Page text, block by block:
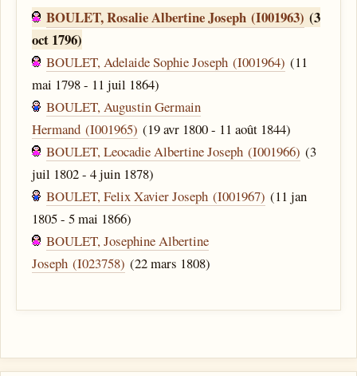
BOULET, Rosalie Albertine Joseph (I001963) (3
oct 1796)
BOULET, Adelaide Sophie Joseph (I001964) (11
mai 1798 - 11 juil 1864)
BOULET, Augustin Germain
Hermand (I001965) (19 avr 1800 - 11 août 1844)
BOULET, Leocadie Albertine Joseph (I001966) (3
juil 1802 - 4 juin 1878)
BOULET, Felix Xavier Joseph (I001967) (11 jan
1805 - 5 mai 1866)
BOULET, Josephine Albertine
Joseph (I023758) (22 mars 1808)